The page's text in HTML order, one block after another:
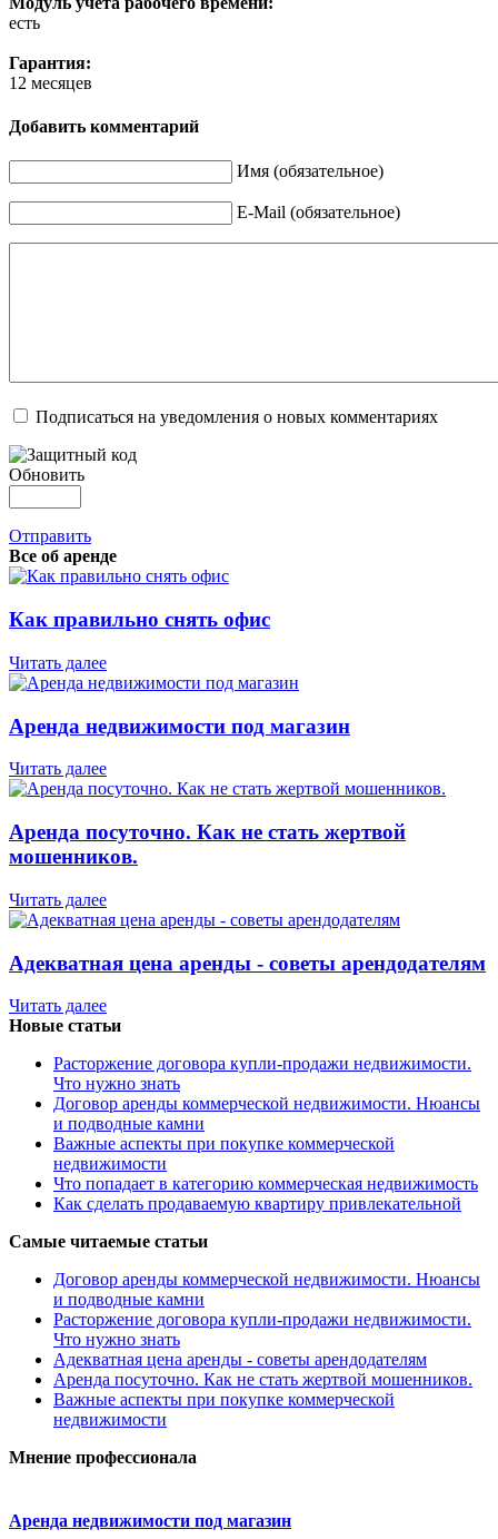
есть
Гарантия:
12 месяцев
Добавить комментарий
Имя (обязательное)
E-Mail (обязательное)
Подписаться на уведомления о новых комментариях
Обновить
Отправить
Все об аренде
Как правильно снять офис
Читать далее
Аренда недвижимости под магазин
Читать далее
Аренда посуточно. Как не стать жертвой
мошенников.
Читать далее
Адекватная цена аренды - советы арендодателям
Читать далее
Новые статьи
Расторжение договора купли-продажи недвижимости.
Что нужно знать
Договор аренды коммерческой недвижимости. Нюансы
и подводные камни
Важные аспекты при покупке коммерческой
недвижимости
Что попадает в категорию коммерческая недвижимость
Как сделать продаваемую квартиру привлекательной
Самые читаемые статьи
Договор аренды коммерческой недвижимости. Нюансы
и подводные камни
Расторжение договора купли-продажи недвижимости.
Что нужно знать
Адекватная цена аренды - советы арендодателям
Аренда посуточно. Как не стать жертвой мошенников.
Важные аспекты при покупке коммерческой
недвижимости
Мнение профессионала
Аренда недвижимости под магазин